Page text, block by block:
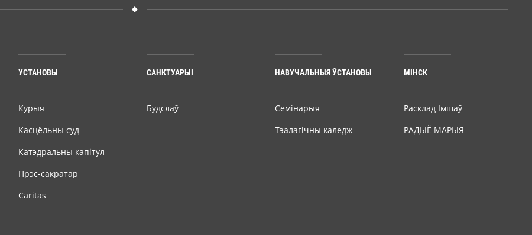
УСТАНОВЫ
Курыя
Касцёльны суд
Катэдральны капітул
Прэс-сакратар
Caritas
САНКТУАРЫІ
Будслаў
НАВУЧАЛЬНЫЯ ЎСТАНОВЫ
Семiнарыя
Тэалагічны каледж
МІНСК
Расклад Імшаў
РАДЫЁ МАРЫЯ